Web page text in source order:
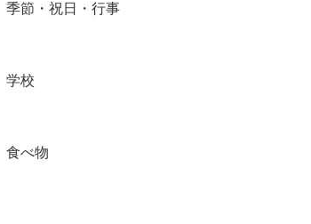
季節・祝日・行事
学校
食べ物